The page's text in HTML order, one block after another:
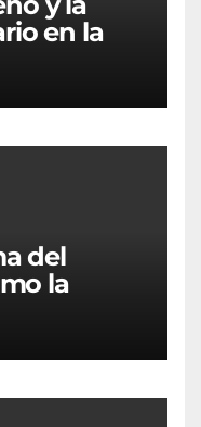
en la
del
la
el